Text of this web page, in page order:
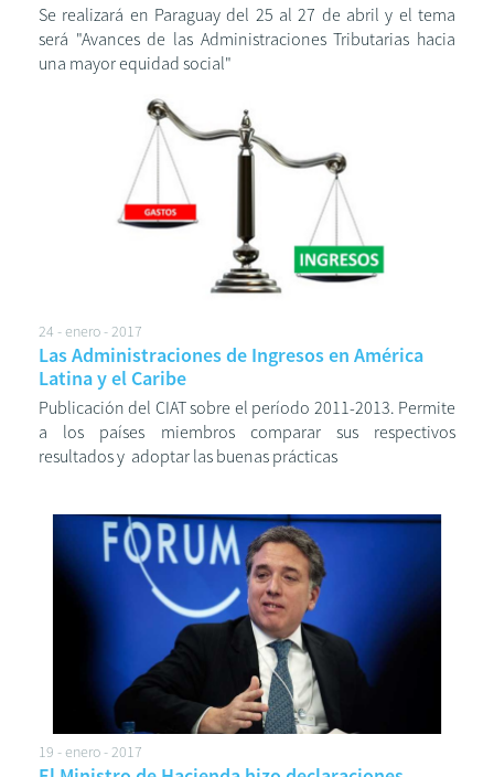
Se realizará en Paraguay del 25 al 27 de abril y el tema
será "Avances de las Administraciones Tributarias hacia
una mayor equidad social"
24 - enero - 2017
Las Administraciones de Ingresos en América
Latina y el Caribe
Publicación del CIAT sobre el período 2011-2013. Permite
a los países miembros comparar sus respectivos
resultados y adoptar las buenas prácticas
19 - enero - 2017